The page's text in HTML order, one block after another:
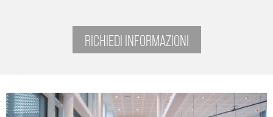
RICHIEDI INFORMAZIONI